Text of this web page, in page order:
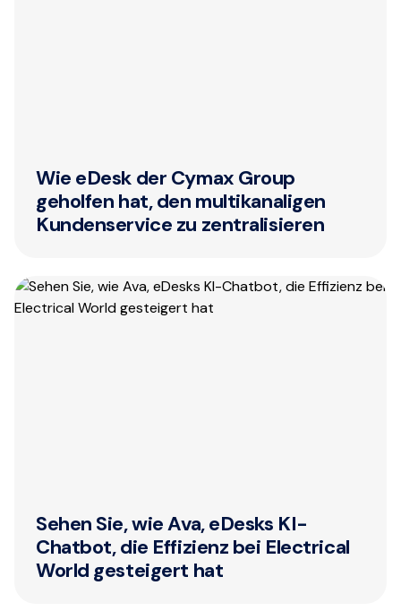
Wie eDesk der Cymax Group
geholfen hat, den multikanaligen
Kundenservice zu zentralisieren
Sehen Sie, wie Ava, eDesks KI-
Chatbot, die Effizienz bei Electrical
World gesteigert hat